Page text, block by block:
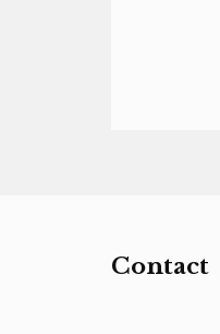
Contact